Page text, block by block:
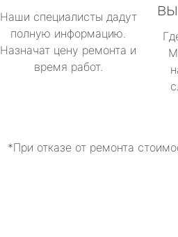
Наши специалисты дадут
полную информацию.
Назначат цену ремонта и
время работ.
*При отказе от ремонта